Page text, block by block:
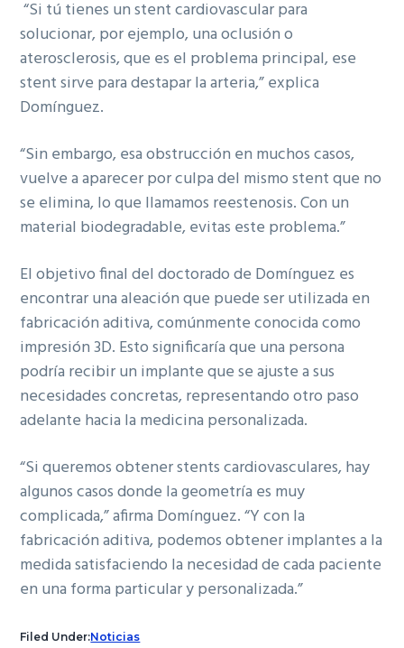
“Si tú tienes un stent cardiovascular para
solucionar, por ejemplo, una oclusión o
aterosclerosis, que es el problema principal, ese
stent sirve para destapar la arteria,” explica
Domínguez.
“Sin embargo, esa obstrucción en muchos casos,
vuelve a aparecer por culpa del mismo stent que no
se elimina, lo que llamamos reestenosis. Con un
material biodegradable, evitas este problema.”
El objetivo final del doctorado de Domínguez es
encontrar una aleación que puede ser utilizada en
fabricación aditiva, comúnmente conocida como
impresión 3D. Esto significaría que una persona
podría recibir un implante que se ajuste a sus
necesidades concretas, representando otro paso
adelante hacia la medicina personalizada.
“Si queremos obtener stents cardiovasculares, hay
algunos casos donde la geometría es muy
complicada,” afirma Domínguez. “Y con la
fabricación aditiva, podemos obtener implantes a la
medida satisfaciendo la necesidad de cada paciente
en una forma particular y personalizada.”
Filed Under:Noticias